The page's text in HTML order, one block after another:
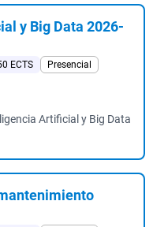
y Big Data 2026-
ECTS
Presencial
Artificial y Big Data